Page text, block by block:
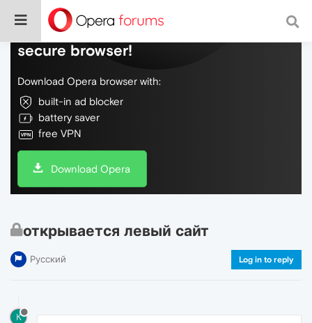
Do more on the web, with a fast and
secure browser!
Download Opera browser with:
built-in ad blocker
battery saver
free VPN
Download Opera
открывается левый сайт
Русский Log in to reply
K